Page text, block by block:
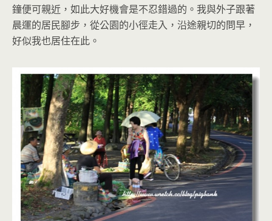
鐘便可親近，如此大好機會是不忍錯過的。我與外子跟著
晨運的居民腳步，從公園的小徑走入，沿途親切的問早，
好似我也居住在此。